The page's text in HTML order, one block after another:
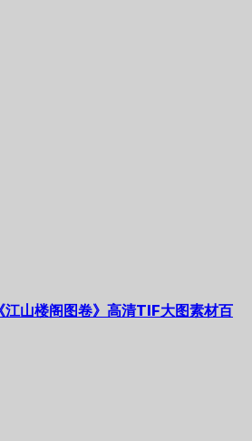
江山楼阁图卷》高清TIF大图素材百